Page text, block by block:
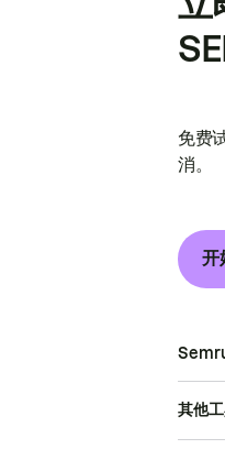
免费
消。
开
其他